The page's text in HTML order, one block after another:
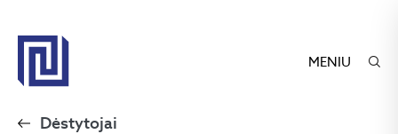
MENIU
Dėstytojai